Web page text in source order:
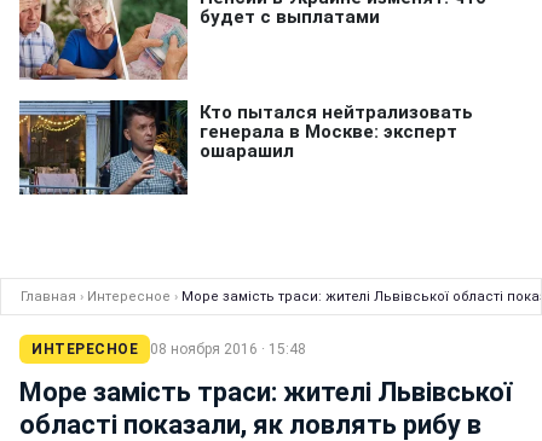
Главная › Интересное › Море замість траси: жителі Львівської області
ИНТЕРЕСНОЕ 08 ноября 2016 · 15:48
Море замість траси: жителі Львівської
області показали, як ловлять рибу в